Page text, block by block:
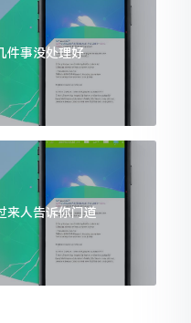
件事没处理好
来人告诉你门道